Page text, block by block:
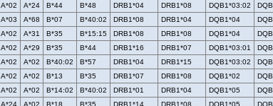
A*02 A*24 B*44 B*48 DRB1*04 DRB1*08 DQB1*03:02
A*03 A*68 B*07 B*40:02 DRB1*08 DRB1*04 DQB1*04
A*02 A*31 B*35 B*15:15 DRB1*08 DRB1*08 DQB1*04
A*02 A*29 B*35 B*44 DRB1*16 DRB1*07 DQB1*03:01
A*02 A*02 B*40:02 B*57 DRB1*04 DRB1*15 DQB1*03:02
A*02 A*02 B*13 B*35 DRB1*07 DRB1*08 DQB1*02
A*02 A*02 B*14:02 B*40:02 DRB1*01 DRB1*04 DQB1*05
A*24 A*02 B*18 B*35 DRB1*14 DRB1*08 DQB1*05